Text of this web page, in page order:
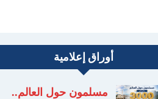
أوراق إعلامية
مسلمون حول العالم..